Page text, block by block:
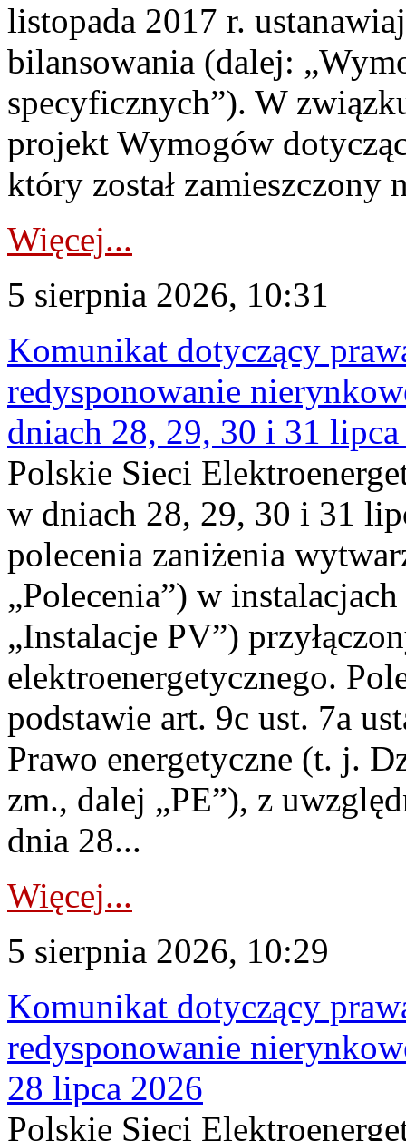
listopada 2017 r.
bilansowania (dalej:
specyficznych”). W
projekt Wymogów
który został zamieszczony
Więcej...
5 sierpnia 2026, 10:31
Komunikat dotyczący
redysponowanie
dniach 28, 29, 30 i 31
Polskie Sieci
w dniach 28, 29, 30 i 31
polecenia zaniżenia
„Polecenia”) w
„Instalacje PV”)
elektroenergetycznego.
podstawie art. 9c ust. 7a
Prawo energetyczne (t. j.
zm., dalej „PE”), z
dnia 28...
Więcej...
5 sierpnia 2026, 10:29
Komunikat dotyczący
redysponowanie
28 lipca 2026
Polskie Sieci